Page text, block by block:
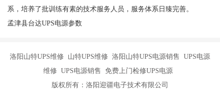
系，培养了批训练有素的技术服务人员，服务体系日臻完善。
孟津县台达UPS电源参数
洛阳山特UPS维修 山特UPS维修 洛阳山特UPS电源销售 UPS电源
维修 UPS电源销售 免费上门检修UPS电源
版权所有：洛阳迎疆电子技术有限公司